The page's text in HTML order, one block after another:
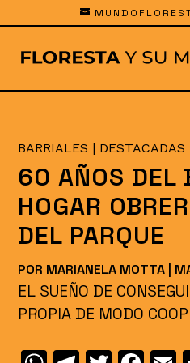
BARRIALES | DESTACADAS
60 AÑOS DEL
HOGAR
DEL PARQUE
POR MARIANELA MOTTA
EL SUEÑO DE
PROPIA DE MODO